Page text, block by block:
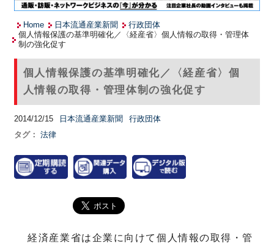
Home 日本流通産業新聞
行政団体
個人情報保護の基準明確化／〈経産省〉個人情報の取得・管理体
制の強化促す
個人情報保護の基準明確化／〈経産省〉個
人情報の取得・管理体制の強化促す
2014/12/15 日本流通産業新聞
行政団体
タグ： 法律
経済産業省は企業に向けて個人情報の取得・管